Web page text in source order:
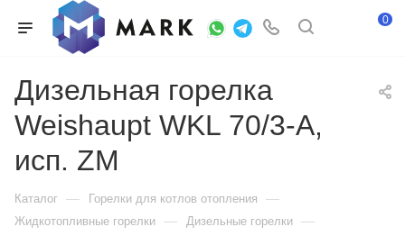
0
Дизельная горелка
Weishaupt WKL 70/3-A,
исп. ZM
Каталог — Горелки для котлов отопления —
Жидкотопливные горелки — Дизельные горелки —